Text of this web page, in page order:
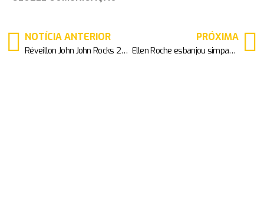
NOTÍCIA ANTERIOR
Réveillon John John Rocks 2019 promete agitar Jericoacoara
PRÓXIMA
Ellen Roche esbanjou simpatia em inauguração de loja em SP